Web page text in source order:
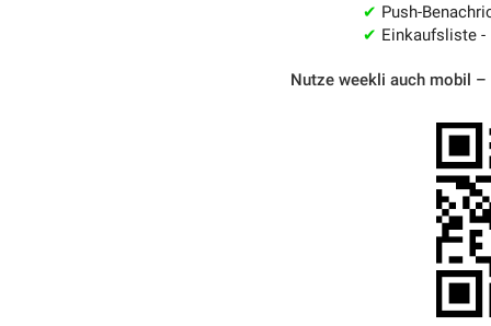
✔ Push-
✔ Einkaufsliste -
Nutze weekli auch mobil –